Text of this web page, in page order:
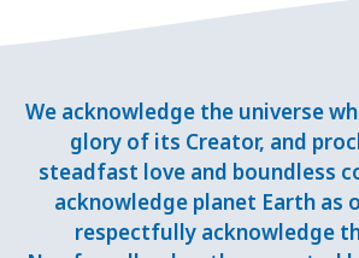
We acknowledge the universe
glory of its Creator, and
steadfast love and boundless
acknowledge planet Earth as
respectfully acknowledge